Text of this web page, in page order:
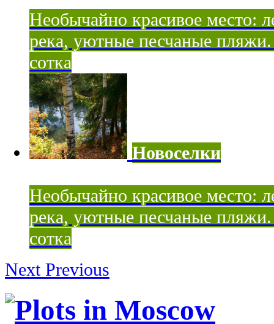
Необычайно красивое место:
река, уютные песчаные
сотка
Новоселки
Необычайно красивое место:
река, уютные песчаные
сотка
Next Previous